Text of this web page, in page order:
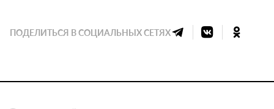
ПОДЕЛИТЬСЯ В СОЦИАЛЬНЫХ СЕТЯХ